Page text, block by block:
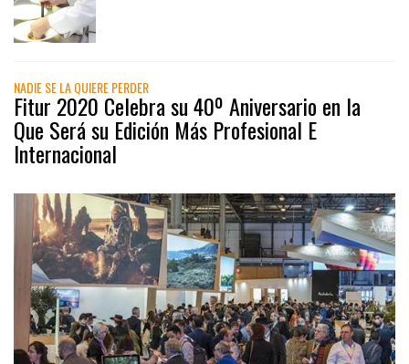
NADIE SE LA QUIERE PERDER
Fitur 2020 Celebra su 40º Aniversario en la
Que Será su Edición Más Profesional E
Internacional